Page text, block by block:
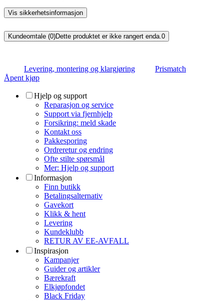
Vis sikkerhetsinformasjon
Kundeomtale (0)Dette produktet er ikke rangert enda.0
Levering, montering og klargjøring
Prismatch
Åpent kjøp
Hjelp og support
Reparasjon og service
Support via fjernhjelp
Forsikring: meld skade
Kontakt oss
Pakkesporing
Ordreretur og endring
Ofte stilte spørsmål
Mer: Hjelp og support
Informasjon
Finn butikk
Betalingsalternativ
Gavekort
Klikk & hent
Levering
Kundeklubb
RETUR AV EE-AVFALL
Inspirasjon
Kampanjer
Guider og artikler
Bærekraft
Elkjøpfondet
Black Friday